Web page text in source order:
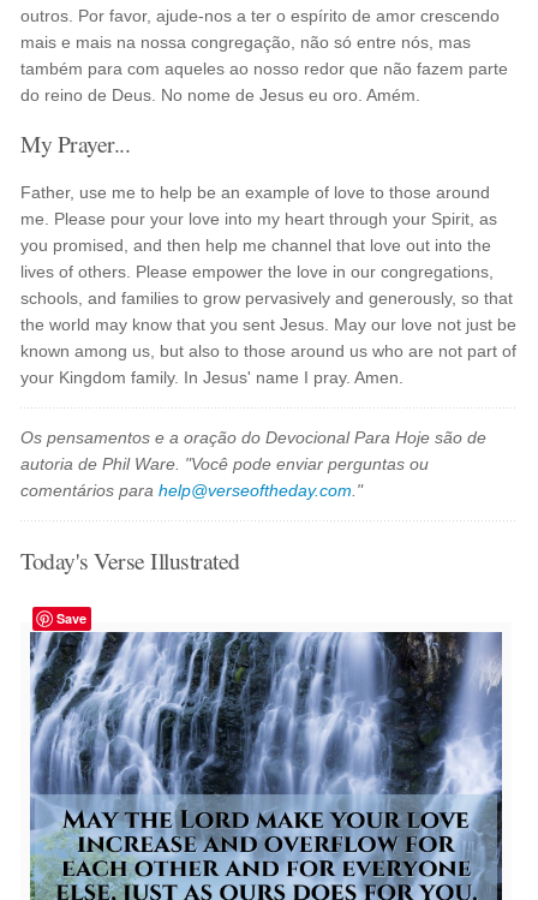
outros. Por favor, ajude-nos a ter o espírito de amor crescendo
mais e mais na nossa congregação, não só entre nós, mas
também para com aqueles ao nosso redor que não fazem parte
do reino de Deus. No nome de Jesus eu oro. Amém.
My Prayer...
Father, use me to help be an example of love to those around
me. Please pour your love into my heart through your Spirit, as
you promised, and then help me channel that love out into the
lives of others. Please empower the love in our congregations,
schools, and families to grow pervasively and generously, so that
the world may know that you sent Jesus. May our love not just be
known among us, but also to those around us who are not part of
your Kingdom family. In Jesus' name I pray. Amen.
Os pensamentos e a oração do Devocional Para Hoje são de
autoria de Phil Ware. "Você pode enviar perguntas ou
comentários parahelp@verseoftheday.com ."
Today's Verse Illustrated
Save